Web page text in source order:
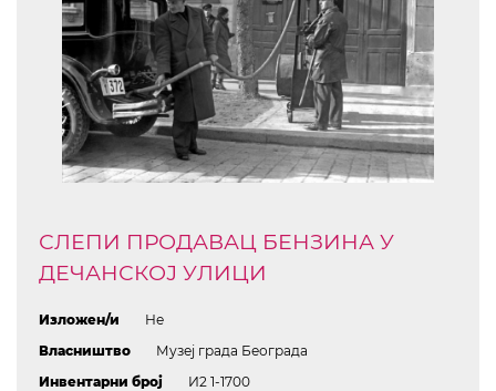
СЛЕПИ ПРОДАВАЦ БЕНЗИНА У
ДЕЧАНСКОЈ УЛИЦИ
Изложен/и
Не
Власништво
Музеј града Београда
Инвентарни број
И2 1-1700